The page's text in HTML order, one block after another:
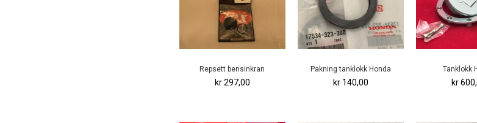
Repsett bensinkran
kr 297,00
Pakning tanklokk Honda
kr 140,00
Tanklokk
kr